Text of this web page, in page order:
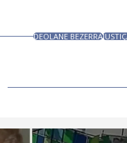
DEOLANE BEZERRA